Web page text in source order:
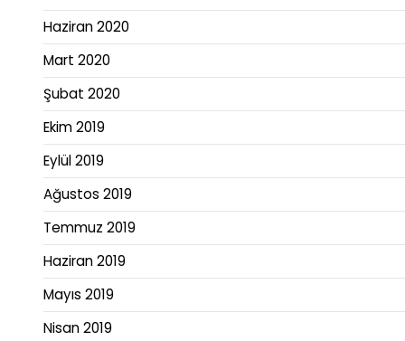
Haziran 2020
Mart 2020
Şubat 2020
Ekim 2019
Eylül 2019
Ağustos 2019
Temmuz 2019
Haziran 2019
Mayıs 2019
Nisan 2019